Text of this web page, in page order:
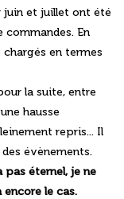
juin et juillet ont été
commandes. En
en termes
la suite, entre
hausse
repris... Il
évènements.
pas éternel, je ne
encore le cas.